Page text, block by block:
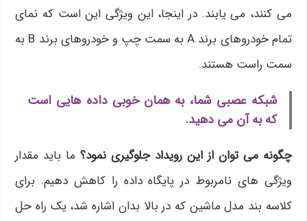
می کنند، می یابند. در اینجا، این ویژگی این است که نمای
تمام خودروهای برند A به سمت چپ و خودروهای برند B به
سمت راست هستند.
شبکه عصبی شما، به همان خوبی داده هایی است
که به آن می دهید.
چگونه می توان از این رویداد جلوگیری نمود؟ما باید مقدار
ویژگی های نامربوط در پایگاه داده را کاهش دهیم. برای
کلاسه بند مدل ماشین که در بالا بدان اشاره شد، یک راه حل